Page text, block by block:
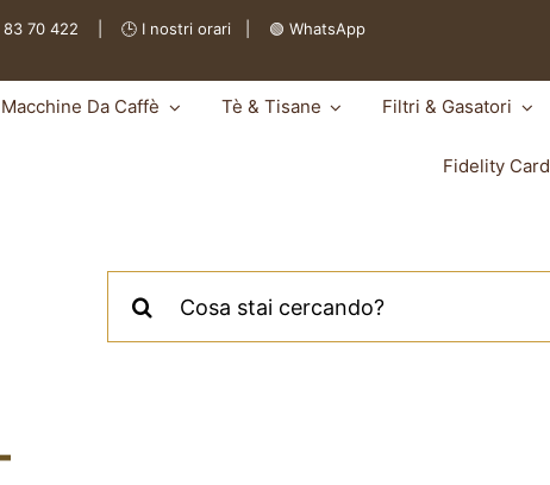
83 70 422 | 🕒 I nostri orari 🟢 WhatsApp
Macchine Da Caffè Tè & Tisane Filtri & Gasatori
Fidelity Card
per: